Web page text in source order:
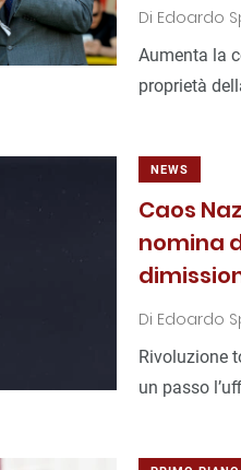
Di Edoardo
Aumenta la
proprietà
NEWS
Caos
nomina
Di Edoardo
Rivoluzione
un passo